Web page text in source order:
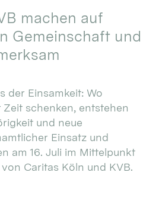
machen auf
Gemeinschaft und
der Einsamkeit: Wo
schenken, entstehen
und neue
Einsatz und
am 16. Juli im Mittelpunkt
Caritas Köln und KVB.